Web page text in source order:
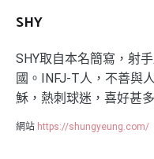
SHY
SHY取自本名簡寫，射
國。INFJ-T人，不善與
穌，熱刺球迷，喜好甚
網站 https://shungyeung.com/